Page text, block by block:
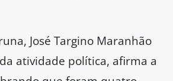
José Targino Maranhão
atividade política, afirma a